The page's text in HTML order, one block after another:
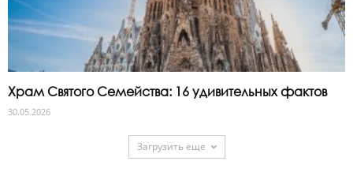
Храм Святого Семейства: 16 удивительных фактов
30.05.2026
Загрузить еще